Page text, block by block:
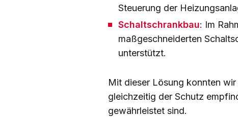
Steuerung der
Schaltschrankbau: Im
maßgeschneiderten
unterstützt.
Mit dieser Lösung konnten
gleichzeitig der Schutz
gewährleistet sind.